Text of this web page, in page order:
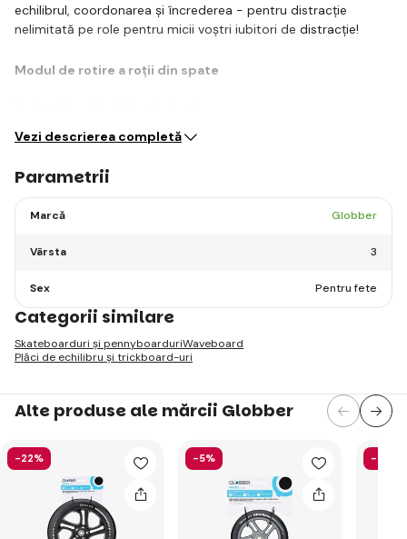
echilibrul, coordonarea și încrederea - pentru distracție
nelimitată pe role pentru micii voștri iubitori de distracție!
Modul de rotire a roții din spate
Vezi descrierea completă
Parametrii
Marcă Globber
Vârsta 3
Sex Pentru fete
Categorii similare
Skateboarduri și pennyboarduriWaveboard
Plăci de echilibru și trickboard-uri
Alte produse ale mărcii Globber
-22% -5% -58%